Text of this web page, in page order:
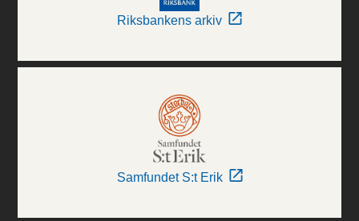
Riksbankens arkiv
Samfundet S:t Erik